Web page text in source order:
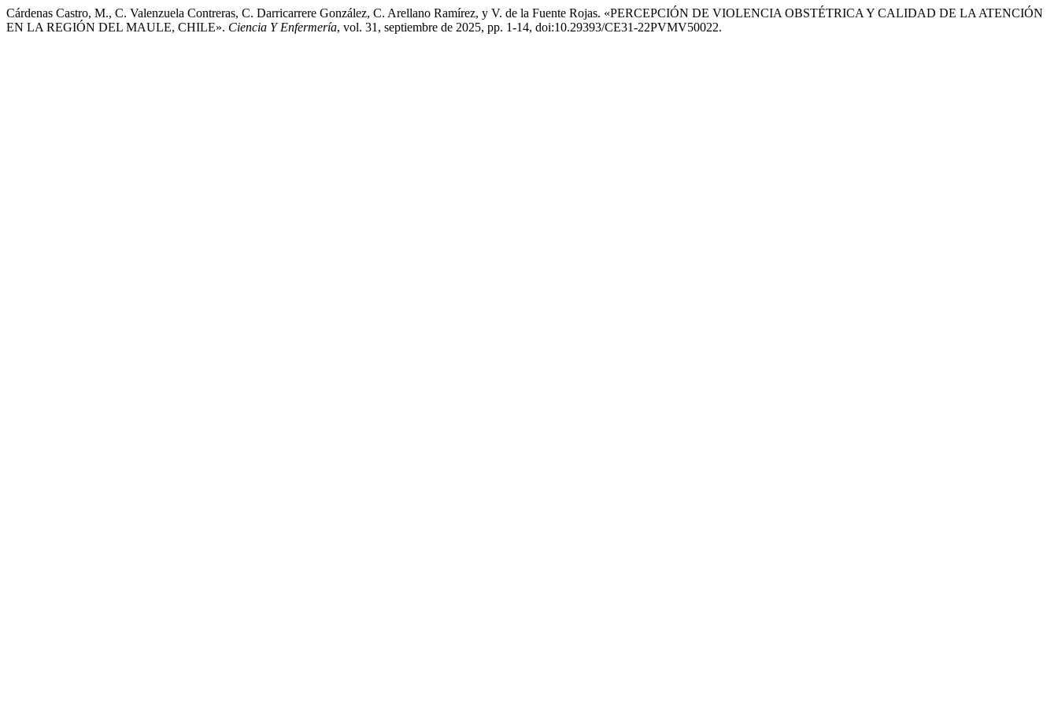
Cárdenas Castro, M., C. Valenzuela Contreras, C. Darricarrere González, C. Arellano Ramírez, y V. de la Fuente Rojas. «PERCEPCIÓN DE VIOLENCIA OBSTÉTRICA Y CALIDAD DE LA ATENCIÓN
EN LA REGIÓN DEL MAULE, CHILE». Ciencia Y Enfermería, vol. 31, septiembre de 2025, pp. 1-14, doi:10.29393/CE31-22PVMV50022.